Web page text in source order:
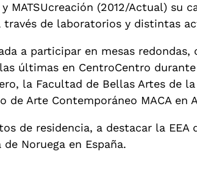
MATSUcreación (2012/Actual)
través de laboratorios y distintas
a participar en mesas
últimas en CentroCentro
la Facultad de Bellas Artes de
de Arte Contemporáneo MACA en
de residencia, a destacar la EEA
Noruega en España.